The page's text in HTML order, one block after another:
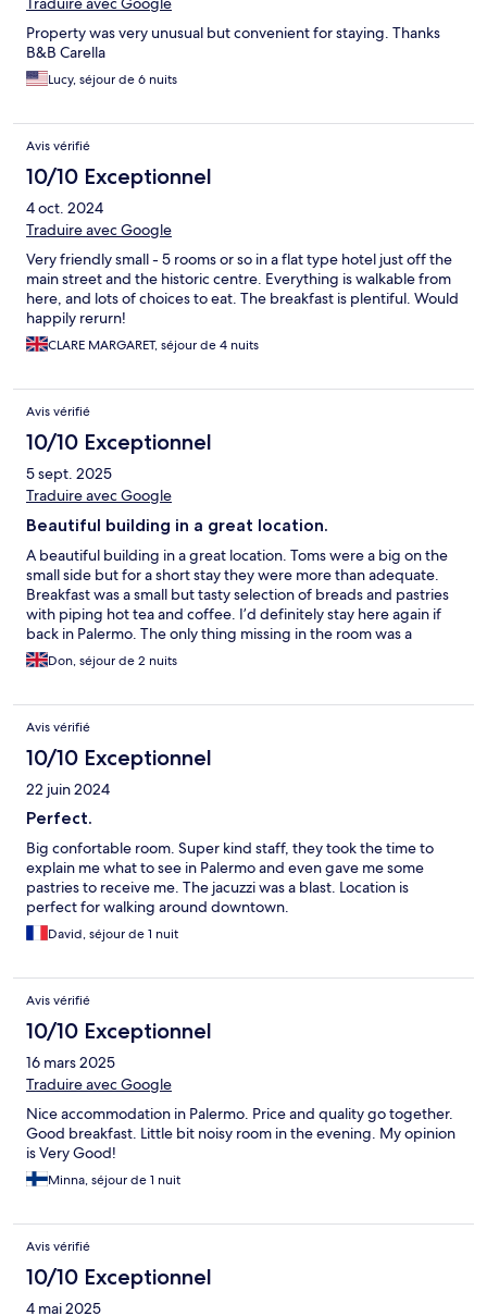
Property was very unusual but convenient for staying. Thanks
B&B Carella
Lucy, séjour de 6 nuits
Avis vérifié
10/10 Exceptionnel
4 oct. 2024
Traduire avec Google
Very friendly small - 5 rooms or so in a flat type hotel just off the
main street and the historic centre. Everything is walkable from
here, and lots of choices to eat. The breakfast is plentiful. Would
happily rerurn!
CLARE MARGARET, séjour de 4 nuits
Avis vérifié
10/10 Exceptionnel
5 sept. 2025
Traduire avec Google
Beautiful building in a great location.
A beautiful building in a great location. Toms were a big on the
small side but for a short stay they were more than adequate.
Breakfast was a small but tasty selection of breads and pastries
with piping hot tea and coffee. I’d definitely stay here again if
back in Palermo. The only thing missing in the room was a
couple more sockets.
Don, séjour de 2 nuits
Avis vérifié
10/10 Exceptionnel
22 juin 2024
Perfect.
Big confortable room. Super kind staff, they took the time to
explain me what to see in Palermo and even gave me some
pastries to receive me. The jacuzzi was a blast. Location is
perfect for walking around downtown.
David, séjour de 1 nuit
Avis vérifié
10/10 Exceptionnel
16 mars 2025
Traduire avec Google
Nice accommodation in Palermo. Price and quality go together.
Good breakfast. Little bit noisy room in the evening. My opinion
is Very Good!
Minna, séjour de 1 nuit
Avis vérifié
10/10 Exceptionnel
4 mai 2025